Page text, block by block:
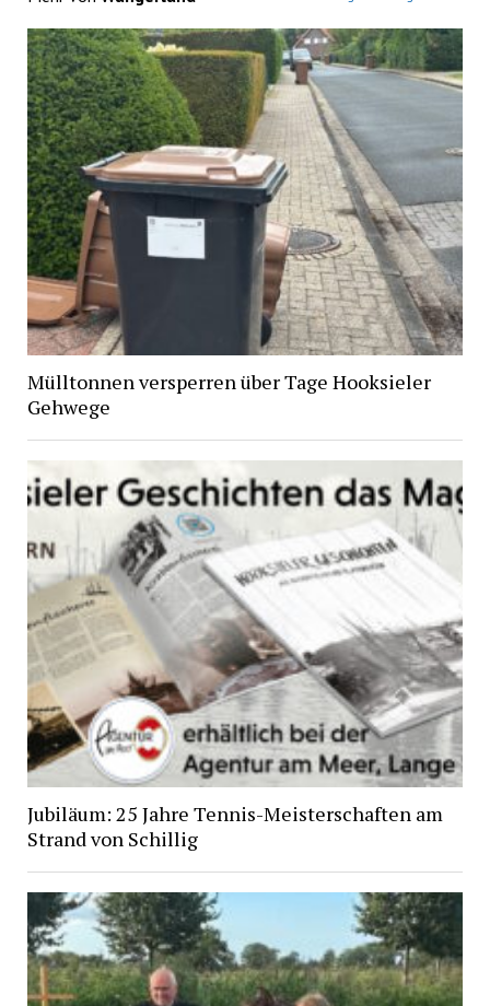
Mülltonnen versperren über Tage Hooksieler
Gehwege
Jubiläum: 25 Jahre Tennis-Meisterschaften am
Strand von Schillig